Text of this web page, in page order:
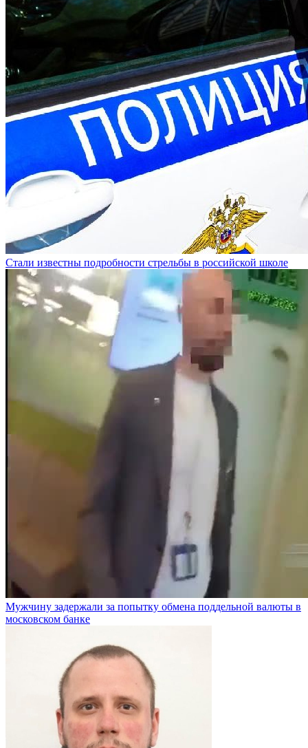
Стали известны подробности стрельбы в российской школе
Мужчину задержали за попытку обмена поддельной валюты в
московском банке